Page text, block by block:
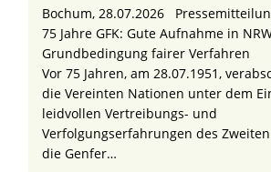
Bochum, 28.07.2026
75 Jahre GFK: Gute Aufnahme in
Grundbedingung fairer Verfahren
Vor 75 Jahren, am 28.07.1951,
die Vereinten Nationen unter dem
leidvollen Vertreibungs- und
Verfolgungserfahrungen des
die Genfer…